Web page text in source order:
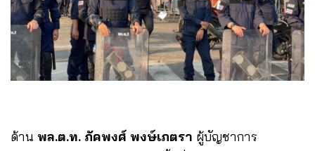
ด้าน พล.ต.ท. ภัคพงศ์ พงษ์เภตรา ผู้บัญชาการ